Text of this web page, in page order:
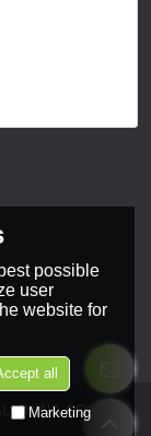
este servicio,
CHINA CO., LTD.
possible
user
website for
all
Marketing